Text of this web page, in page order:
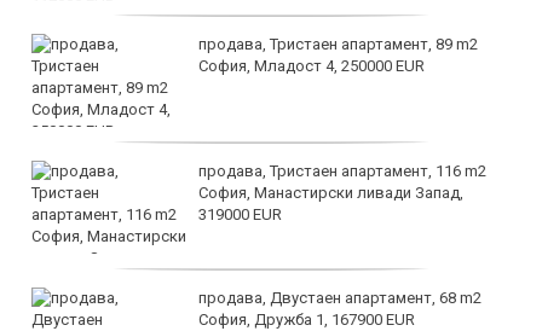
продава, Тристаен апартамент, 89 m2
София, Младост 4, 250000 EUR
продава, Тристаен апартамент, 116 m2
София, Манастирски ливади Запад,
319000 EUR
продава, Двустаен апартамент, 68 m2
София, Дружба 1, 167900 EUR